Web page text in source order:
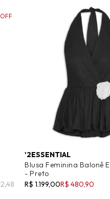
'2ESSENTIAL
Blusa Feminina Balonê
- Preto
R$ 1.199,00R$ 480,90